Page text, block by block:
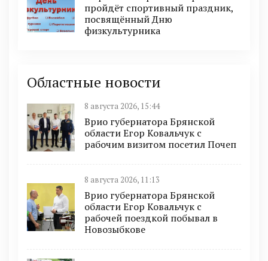
пройдёт спортивный праздник,
посвящённый Дню
физкультурника
Областные новости
8 августа 2026, 15:44
Врио губернатора Брянской
области Егор Ковальчук с
рабочим визитом посетил Почеп
8 августа 2026, 11:13
Врио губернатора Брянской
области Егор Ковальчук с
рабочей поездкой побывал в
Новозыбкове